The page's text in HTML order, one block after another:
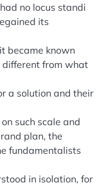
no locus standi
its
became known
from what
a solution and their
such scale and
plan, the
fundamentalists
in isolation, for